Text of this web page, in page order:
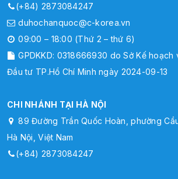
(+84) 2873084247
duhochanquoc@c-korea.vn
09:00 – 18:00 (Thứ 2 – thứ 6)
GPDKKD: 0318666930 do Sở Kế hoạch
Đầu tư TP.Hồ Chí Minh ngày 2024-09-13
CHI NHÁNH TẠI HÀ NỘI
89 Đường Trần Quốc Hoàn, phường
Hà Nội, Việt Nam
(+84) 2873084247